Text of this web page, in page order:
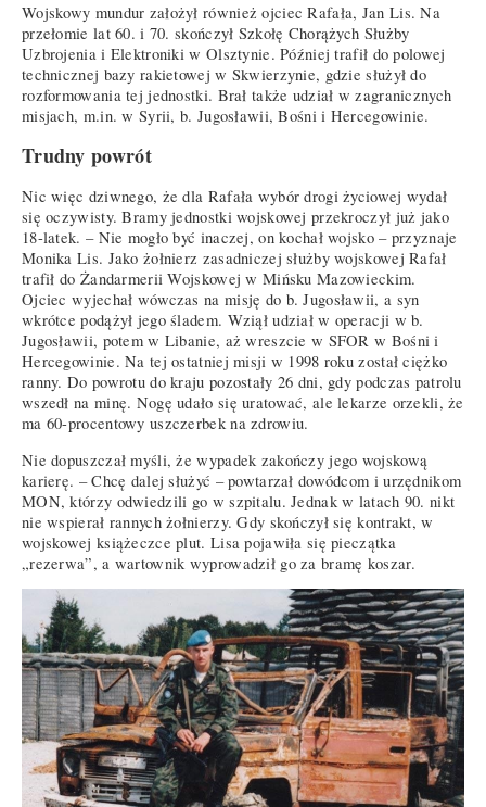
Wojskowy mundur założył również ojciec Rafała, Jan Lis. Na
przełomie lat 60. i 70. skończył Szkołę Chorążych Służby
Uzbrojenia i Elektroniki w Olsztynie. Później trafił do polowej
technicznej bazy rakietowej w Skwierzynie, gdzie służył do
rozformowania tej jednostki. Brał także udział w zagranicznych
misjach, m.in. w Syrii, b. Jugosławii, Bośni i Hercegowinie.
Trudny powrót
Nic więc dziwnego, że dla Rafała wybór drogi życiowej wydał
się oczywisty. Bramy jednostki wojskowej przekroczył już jako
18-latek. – Nie mogło być inaczej, on kochał wojsko – przyznaje
Monika Lis. Jako żołnierz zasadniczej służby wojskowej Rafał
trafił do Żandarmerii Wojskowej w Mińsku Mazowieckim.
Ojciec wyjechał wówczas na misję do b. Jugosławii, a syn
wkrótce podążył jego śladem. Wziął udział w operacji w b.
Jugosławii, potem w Libanie, aż wreszcie w SFOR w Bośni i
Hercegowinie. Na tej ostatniej misji w 1998 roku został ciężko
ranny. Do powrotu do kraju pozostały 26 dni, gdy podczas patrolu
wszedł na minę. Nogę udało się uratować, ale lekarze orzekli, że
ma 60-procentowy uszczerbek na zdrowiu.
Nie dopuszczał myśli, że wypadek zakończy jego wojskową
karierę. – Chcę dalej służyć – powtarzał dowódcom i urzędnikom
MON, którzy odwiedzili go w szpitalu. Jednak w latach 90. nikt
nie wspierał rannych żołnierzy. Gdy skończył się kontrakt, w
wojskowej książeczce plut. Lisa pojawiła się pieczątka
„rezerwa”, a wartownik wyprowadził go za bramę koszar.